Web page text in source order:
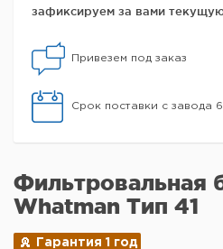
зафиксируем за вами текущую
Привезем под заказ
Срок поставки с завода
Фильтровальная
Whatman Тип 41
Гарантия 1 год